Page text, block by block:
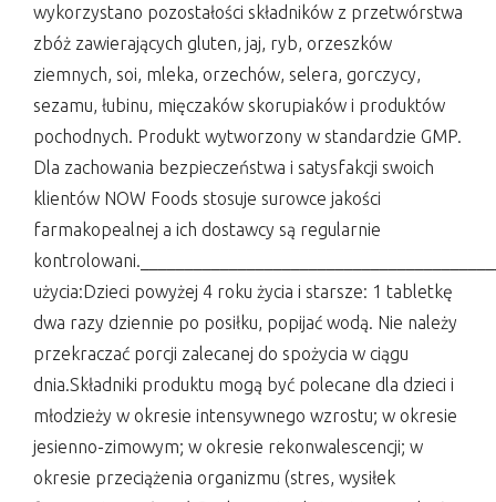
wykorzystano pozostałości składników z przetwórstwa
zbóż zawierających gluten, jaj, ryb, orzeszków
ziemnych, soi, mleka, orzechów, selera, gorczycy,
sezamu, łubinu, mięczaków skorupiaków i produktów
pochodnych. Produkt wytworzony w standardzie GMP.
Dla zachowania bezpieczeństwa i satysfakcji swoich
klientów NOW Foods stosuje surowce jakości
farmakopealnej a ich dostawcy są regularnie
użycia:Dzieci powyżej 4 roku życia i starsze: 1 tabletkę
dwa razy dziennie po posiłku, popijać wodą. Nie należy
przekraczać porcji zalecanej do spożycia w ciągu
dnia.Składniki produktu mogą być polecane dla dzieci i
młodzieży w okresie intensywnego wzrostu; w okresie
jesienno-zimowym; w okresie rekonwalescencji; w
okresie przeciążenia organizmu (stres, wysiłek